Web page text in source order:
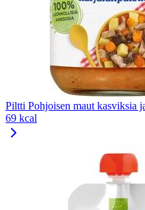
Piltti Pohjoisen maut kasviksia
69 kcal